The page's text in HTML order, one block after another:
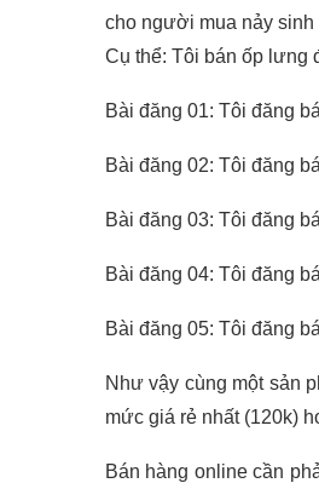
cho người mua nảy
Cụ thể: Tôi bán ốp lưng
Bài đăng 01: Tôi đăng
Bài đăng 02: Tôi đăng
Bài đăng 03: Tôi đăng
Bài đăng 04: Tôi đăng
Bài đăng 05: Tôi đăng
Như vậy cùng một sản
mức giá rẻ nhất (120k)
Bán hàng online cần